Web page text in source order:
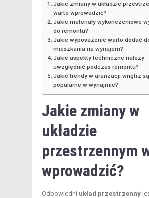
Jakie zmiany w układzie
warto wprowadzić?
Jakie materiały wykończeniowe
do remontu?
Jakie wyposażenie warto dodać
mieszkania na wynajem?
Jakie aspekty techniczne należy
uwzględnić podczas remontu?
Jakie trendy w aranżacji wnętrz są
popularne w wynajmie?
Jakie zmiany w
układzie
przestrzennym
wprowadzić?
Odpowiedni układ przestrzenny